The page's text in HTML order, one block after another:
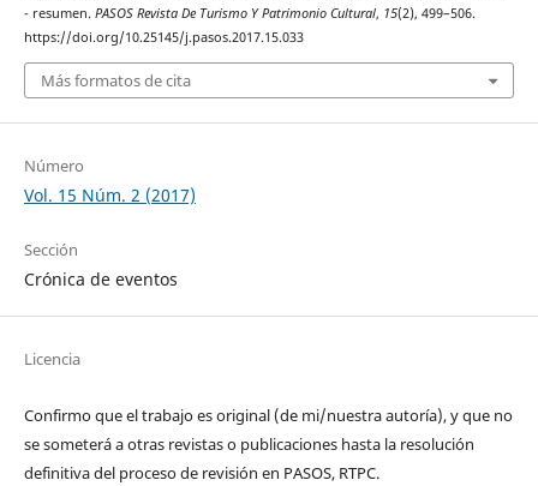
- resumen. PASOS Revista De Turismo Y Patrimonio Cultural, 15(2), 499–506.
https://doi.org/10.25145/j.pasos.2017.15.033
Más formatos de cita
Número
Vol. 15 Núm. 2 (2017)
Sección
Crónica de eventos
Licencia
Confirmo que el trabajo es original (de mi/nuestra autoría), y que no
se someterá a otras revistas o publicaciones hasta la resolución
definitiva del proceso de revisión en PASOS, RTPC.